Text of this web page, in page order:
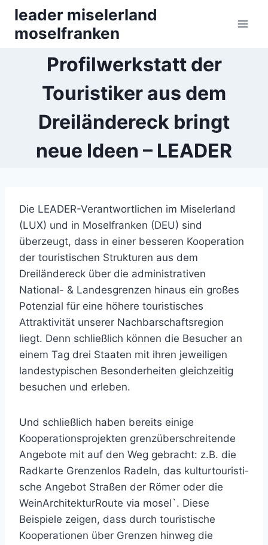
Zum
Inhalt
springen
leader miselerland
moselfranken
Profilwerkstatt der
Touristiker aus dem
Dreiländereck bringt
neue Ideen – LEADER
Die LEADER-Verantwortlichen im Miselerland
(LUX) und in Moselfranken (DEU) sind
überzeugt, dass in einer besseren Kooperation
der touristischen Strukturen aus dem
Dreiländereck über die administrativen
National- & Landes­grenzen hinaus ein großes
Potenzial für eine höhere touristisches
Attraktivität unserer Nachbarschaftsregion
liegt. Denn schließlich können die Besucher an
einem Tag drei Staaten mit ihren jeweiligen
landestypischen Besonderheiten gleichzeitig
besuchen und erleben.
Und schließlich haben bereits einige
Kooperationsprojekten grenzüberschreitende
Angebote mit auf den Weg gebracht: z.B. die
Radkarte Grenzenlos Radeln, das kulturtouristi­
sche Angebot Straßen der Römer oder die
WeinArchitekturRoute via mosel`. Diese
Beispiele zeigen, dass durch touristische
Kooperationen über Grenzen hinweg die